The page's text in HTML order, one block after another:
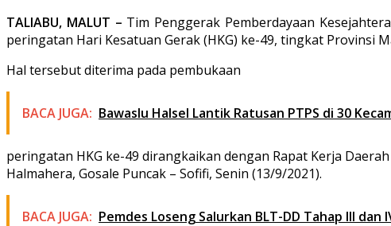
TALIABU, MALUT – Tim Penggerak Pemberdayaan
peringatan Hari Kesatuan Gerak (HKG) ke-49, tingkat Provinsi
Hal tersebut diterima pada pembukaan
BACA JUGA: Bawaslu Halsel Lantik Ratusan PTPS di 30
peringatan HKG ke-49 dirangkaikan dengan Rapat Kerja
Halmahera, Gosale Puncak – Sofifi, Senin (13/9/2021).
BACA JUGA: Pemdes Loseng Salurkan BLT-DD Tahap III dan